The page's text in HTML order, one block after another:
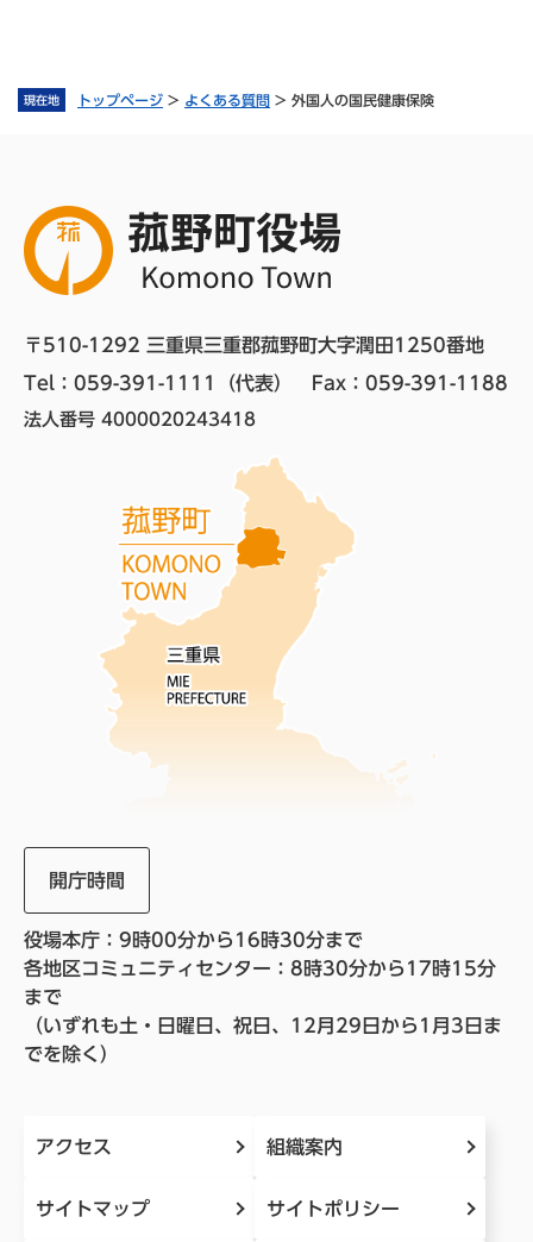
現在地 トップページ > よくある質問 > 外国人の国民健康保険
〒510-1292 三重県三重郡菰野町大字潤田1250番地
Tel：059-391-1111（代表）
Fax：059-391-1188
法人番号 4000020243418
開庁時間
役場本庁：9時00分から16時30分まで
各地区コミュニティセンター：8時30分から17時15分
まで
（いずれも土・日曜日、祝日、12月29日から1月3日ま
でを除く）
アクセス 組織案内
サイトマップ サイトポリシー